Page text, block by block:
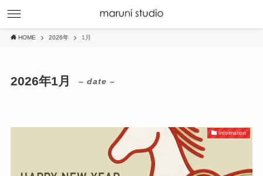
HOME 2026年 1月
2026年1月 – date –
information